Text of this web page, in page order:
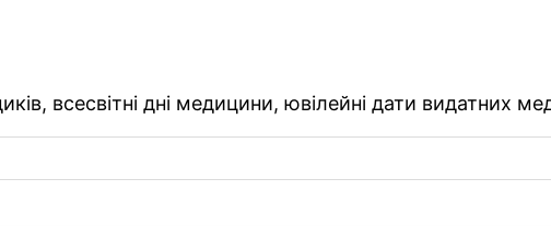
всесвітні дні медицини, ювілейні дати видатних